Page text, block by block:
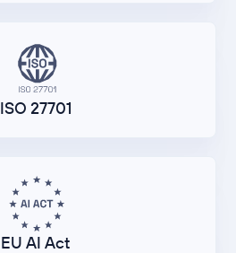
ISO 27701
EU AI Act